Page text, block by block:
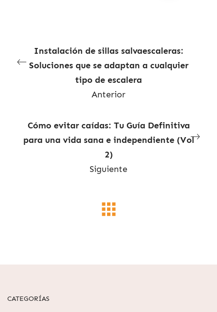
Instalación de sillas salvaescaleras:
Soluciones que se adaptan a cualquier
tipo de escalera
Anterior
Cómo evitar caídas: Tu Guía Definitiva
para una vida sana e independiente (Vol
2)
Siguiente
CATEGORÍAS